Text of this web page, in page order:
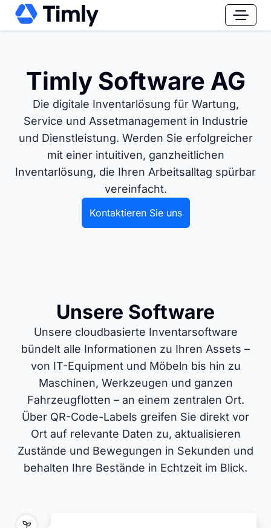
Timly Software AG
Die digitale Inventarlösung für Wartung,
Service und Assetmanagement in Industrie
und Dienstleistung. Werden Sie erfolgreicher
mit einer intuitiven, ganzheitlichen
Inventarlösung, die Ihren Arbeitsalltag spürbar
vereinfacht.
Kontaktieren Sie uns
Unsere Software
Unsere cloudbasierte Inventarsoftware
bündelt alle Informationen zu Ihren Assets –
von IT-Equipment und Möbeln bis hin zu
Maschinen, Werkzeugen und ganzen
Fahrzeugflotten – an einem zentralen Ort.
Über QR-Code-Labels greifen Sie direkt vor
Ort auf relevante Daten zu, aktualisieren
Zustände und Bewegungen in Sekunden und
behalten Ihre Bestände in Echtzeit im Blick.